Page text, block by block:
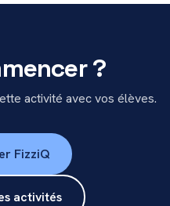
?
activité avec vos élèves.
FizziQ
activités